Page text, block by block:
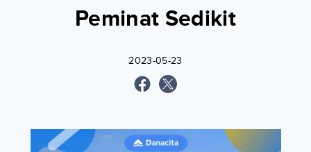
Peminat Sedikit
2023-05-23